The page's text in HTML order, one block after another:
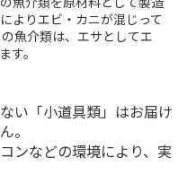
よりエビ・カニが混じって
魚介類は、エサとしてエ
す。
い「小道具類」はお届け
。
ンなどの環境により、実